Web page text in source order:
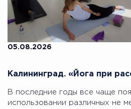
05.08.2026
Калининград. «Йога при
В последние годы все чаще
использовании различных не